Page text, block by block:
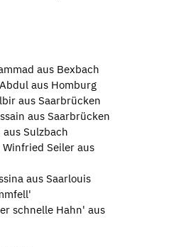
aus Bexbach
aus Homburg
aus Saarbrücken
aus Saarbrücken
Sulzbach
Seiler aus
aus Saarlouis
schnelle Hahn' aus